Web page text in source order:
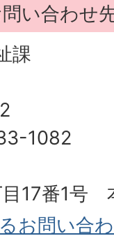
い合わせ
課
1082
目17番1号
お問い合